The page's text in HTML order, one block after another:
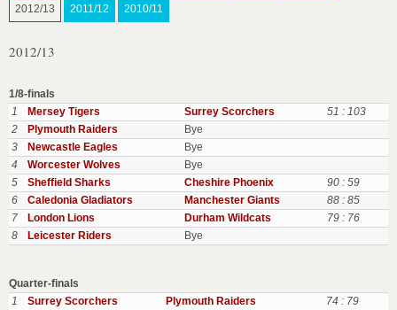
2012/13 2011/12 2010/11
2012/13
1/8-finals
1
Mersey Tigers Surrey Scorchers
51 : 103
2
Plymouth Raiders
Bye
3
Newcastle Eagles
Bye
4
Worcester Wolves
Bye
5
Sheffield Sharks Cheshire Phoenix
90 : 59
6
Caledonia Gladiators Manchester Giants
88 : 85
7
London Lions Durham Wildcats
79 : 76
8
Leicester Riders Bye
Quarter-finals
1
Surrey Scorchers Plymouth Raiders
74 : 79